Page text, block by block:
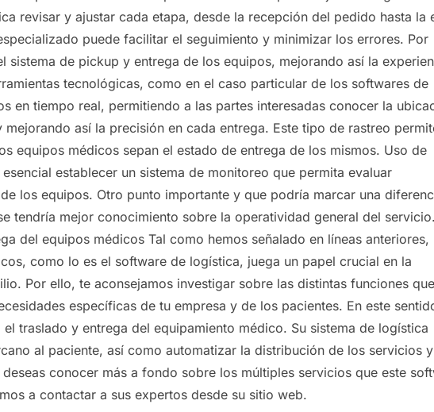
revisar y ajustar cada etapa, desde la recepción del pedido hasta la
puede facilitar el seguimiento y minimizar los errores. Por
sistema de pickup y entrega de los equipos, mejorando así la
tecnológicas, como en el caso particular de los softwares de
en tiempo real, permitiendo a las partes interesadas conocer la
así la precisión en cada entrega. Este tipo de rastreo
equipos médicos sepan el estado de entrega de los mismos. Uso de
establecer un sistema de monitoreo que permita evaluar
los equipos. Otro punto importante y que podría marcar una
tendría mejor conocimiento sobre la operatividad general del servicio.
del equipos médicos Tal como hemos señalado en líneas anteriores,
como lo es el software de logística, juega un papel crucial en la
Por ello, te aconsejamos investigar sobre las distintas funciones
específicas de tu empresa y de los pacientes. En este
traslado y entrega del equipamiento médico. Su sistema de logística
al paciente, así como automatizar la distribución de los servicios y
conocer más a fondo sobre los múltiples servicios que este
a contactar a sus expertos desde su sitio web.